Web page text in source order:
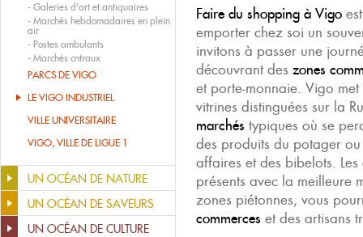
- Galeries d'art et antiquaires
- Marchés hebdomadaires en plein
air
- Postes ambulants
- Marchés cntraux
PARCS DE VIGO
LE VIGO INDUSTRIEL
VILLE UNIVERSITAIRE
VIGO, VILLE DE LIGUE 1
UN OCÉAN DE NATURE
UN OCÉAN DE SAVEURS
UN OCÉAN DE CULTURE
Faire du shopping à Vigo
emporter chez soi un
invitons à passer une
découvrant des zones
et porte-monnaie. Vigo
vitrines distinguées sur la
marchés typiques où se
des produits du potager
affaires et des bibelots.
présents avec la meilleure
zones piétonnes, vous
commerces et des artisans